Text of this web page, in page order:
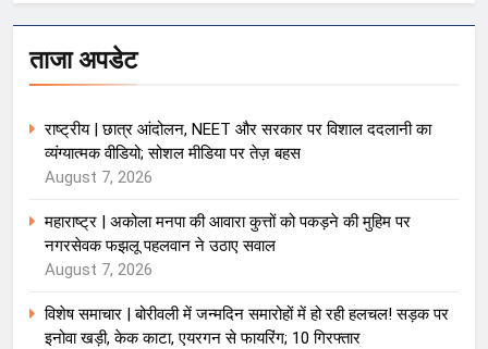
ताजा अपडेट
राष्ट्रीय | छात्र आंदोलन, NEET और सरकार पर विशाल ददलानी का
व्यंग्यात्मक वीडियो; सोशल मीडिया पर तेज़ बहस
August 7, 2026
महाराष्ट्र | अकोला मनपा की आवारा कुत्तों को पकड़ने की मुहिम पर
नगरसेवक फझलू पहलवान ने उठाए सवाल
August 7, 2026
विशेष समाचार | बोरीवली में जन्मदिन समारोहों में हो रही हलचल! सड़क पर
इनोवा खड़ी, केक काटा, एयरगन से फायरिंग; 10 गिरफ्तार